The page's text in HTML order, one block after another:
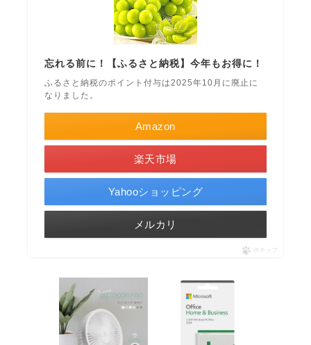
忘れる前に！【ふるさと納税】今年もお得に！
ふるさと納税のポイント付与は2025年10月に廃止に
なりました。
Amazon
楽天市場
Yahooショッピング
メルカリ
ポチップ